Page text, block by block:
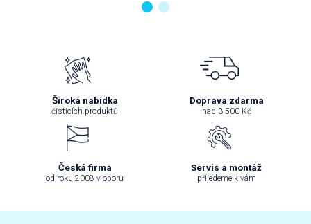
Široká nabídka
čisticích produktů
Doprava zdarma
nad 3 500 Kč
Česká firma
od roku 2008 v oboru
Servis a montáž
přijedeme k vám